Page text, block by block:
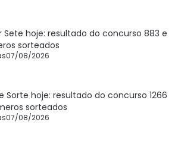
Sete hoje: resultado do concurso 883 e
sorteados
07/08/2026
Sorte hoje: resultado do concurso 1266
sorteados
07/08/2026